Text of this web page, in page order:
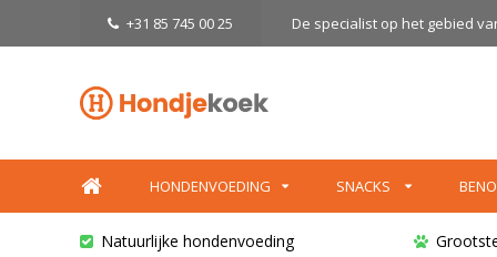
+31 85 745 00 25 De specialist op het gebied
HONDENVOEDING SNACKS
Natuurlijke hondenvoeding